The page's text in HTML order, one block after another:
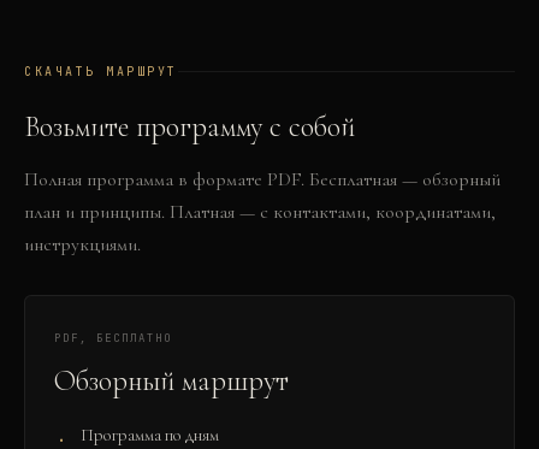
СКАЧАТЬ МАРШРУТ
Возьмите программу с собой
Полная программа в формате PDF. Бесплатная — обзорный
план и принципы. Платная — с контактами, координатами,
инструкциями.
PDF, БЕСПЛАТНО
Обзорный маршрут
Программа по дням